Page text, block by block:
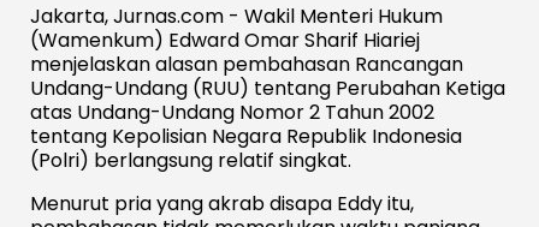
Jakarta, Jurnas.com - Wakil Menteri Hukum
(Wamenkum) Edward Omar Sharif Hiariej
menjelaskan alasan pembahasan Rancangan
Undang-Undang (RUU) tentang Perubahan Ketiga
atas Undang-Undang Nomor 2 Tahun 2002
tentang Kepolisian Negara Republik Indonesia
(Polri) berlangsung relatif singkat.
Menurut pria yang akrab disapa Eddy itu,